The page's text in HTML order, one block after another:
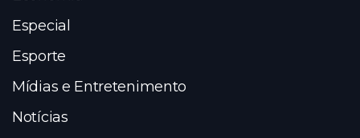
Especial
Esporte
Mídias e Entretenimento
Notícias